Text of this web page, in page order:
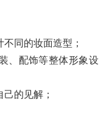
同的妆面造型；
、配饰等整体形象设
的见解；